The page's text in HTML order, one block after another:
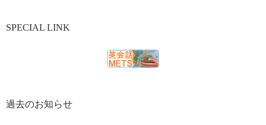
SPECIAL LINK
過去のお知らせ